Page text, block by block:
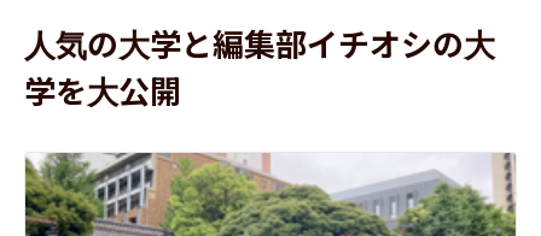
人気の大学と編集部イチオシの大
学を大公開